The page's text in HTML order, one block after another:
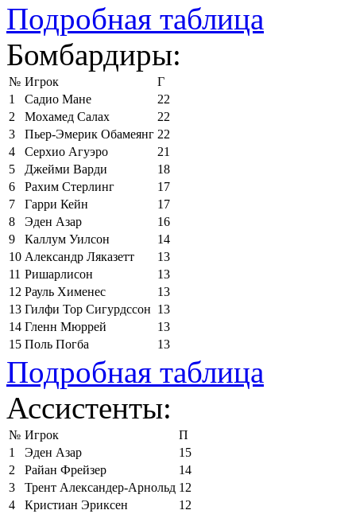
Подробная таблица
Бомбардиры:
№ Игрок
Г
1
Садио Мане
22
2
Мохамед Салах
22
3
Пьер-Эмерик Обамеянг 22
4
Серхио Агуэро
21
5
Джейми Варди
18
6
Рахим Стерлинг
17
7
Гарри Кейн
17
8
Эден Азар
16
9
Каллум Уилсон
14
10 Александр Ляказетт
13
11 Ришарлисон
13
12 Рауль Хименес
13
13 Гилфи Тор Сигурдссон 13
14 Гленн Мюррей
13
15 Поль Погба 13
Подробная таблица
Ассистенты:
№ Игрок
П
1
Эден Азар
15
2
Райан Фрейзер
14
3
Трент Александер-Арнольд 12
4
Кристиан Эриксен
12